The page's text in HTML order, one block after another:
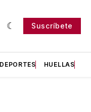
Suscríbete
DEPORTES HUELLAS